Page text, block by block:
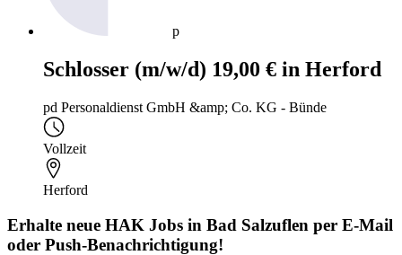
p
Schlosser (m/w/d) 19,00 € in Herford
pd Personaldienst GmbH &amp; Co. KG - Bünde
Vollzeit
Herford
Erhalte neue HAK Jobs in Bad Salzuflen per E-Mail
oder Push-Benachrichtigung!